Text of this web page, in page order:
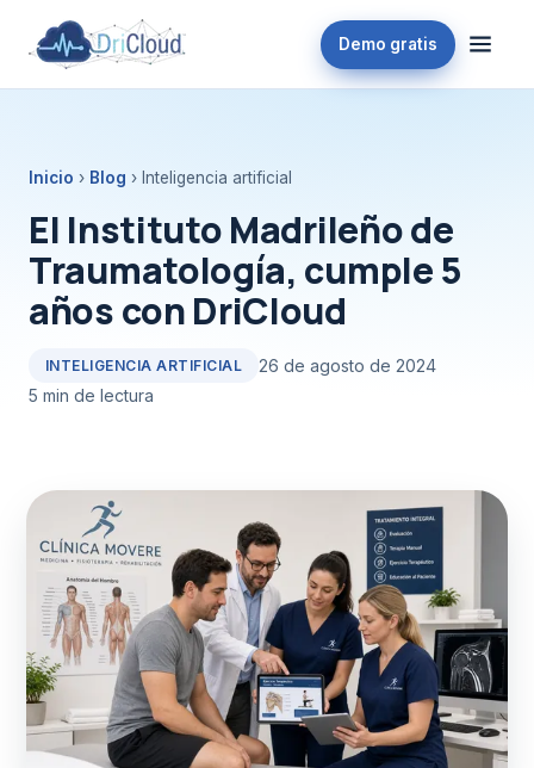
Demo gratis
Inicio › Blog › Inteligencia artificial
El Instituto Madrileño de
Traumatología, cumple 5
años con DriCloud
INTELIGENCIA ARTIFICIAL
26 de agosto de 2024
5 min de lectura